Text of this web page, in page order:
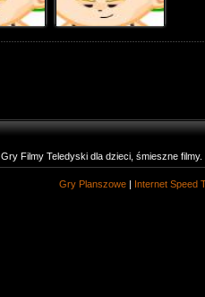
Filmy Teledyski dla dzieci, śmieszne
Gry Planszowe | Internet Speed